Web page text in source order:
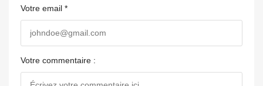
Votre email *
Votre commentaire :